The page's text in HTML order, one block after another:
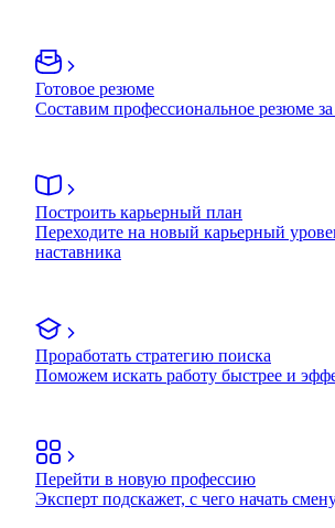
Готовое резюме
Составим профессиональное резюме за
Построить карьерный план
Переходите на новый карьерный
наставника
Проработать стратегию поиска
Поможем искать работу быстрее и
Перейти в новую профессию
Эксперт подскажет, с чего начать